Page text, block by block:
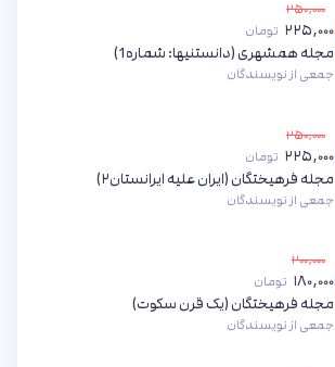
۲۵۰,۰۰۰
۲۲۵,۰۰۰ تومان
مجله همشهری (دانستنیها: شماره1)
جمعی از نویسندگان
۲۵۰,۰۰۰
۲۲۵,۰۰۰ تومان
مجله فرهیختگان (ایران علیه ایرانستان۲)
جمعی از نویسندگان
۲۰۰,۰۰۰
۱۸۰,۰۰۰ تومان
مجله فرهیختگان (یک قرن سکوت)
جمعی از نویسندگان